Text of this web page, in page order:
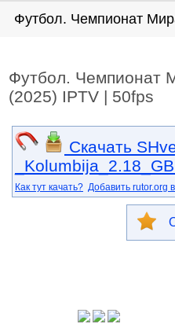
Футбол. Чемпионат
Футбол. Чемпионат
(2025) IPTV | 50fps
Скачать
Как тут качать? Добавить rutor.org